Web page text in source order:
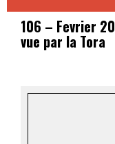
106 – Fevrier
vue par la Tora